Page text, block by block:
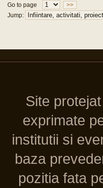
Go to page
>>
Jump:
Site
exprimate
institutii si
baza
pozitia fata